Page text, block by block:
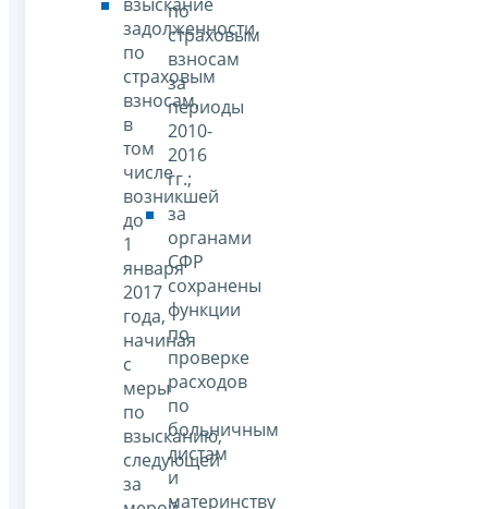
задолженности
по
страховым
взносам,
в
том
числе
возникшей
до
1
января
2017
года,
начиная
с
меры
по
взысканию,
следующей
за
по
страховым
взносам
за
периоды
2010-
2016
гг.;
за
органами
СФР
сохранены
функции
по
проверке
расходов
по
больничным
листам
и
материнству